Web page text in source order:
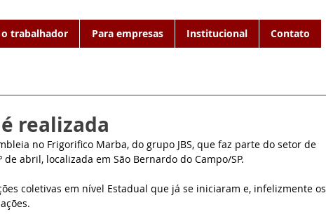
o trabalhador Para empresas Institucional Contato
realizada
no Frigorifico Marba, do grupo JBS, que faz parte do setor de
abril, localizada em São Bernardo do Campo/SP.
coletivas em nível Estadual que já se iniciaram e, infelizmente os